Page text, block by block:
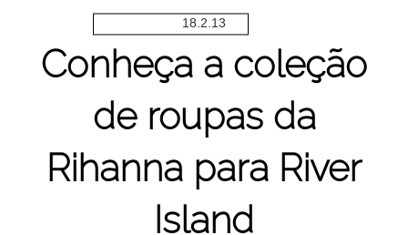
18.2.13
Conheça a coleção
de roupas da
Rihanna para River
Island